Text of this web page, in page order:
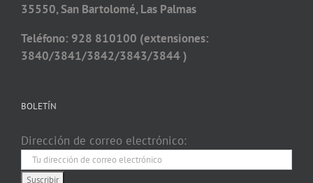
35550, San Bartolomé, Las Palmas
Teléfono: 928 810100 (extensiones:
3840/3841/3842/3843/3844 )
BOLETÍN
Dirección de correo electrónico: